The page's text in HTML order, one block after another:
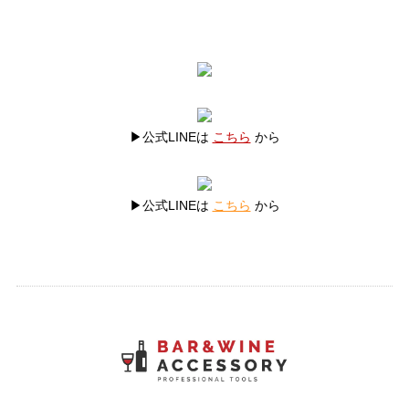
▶公式LINEは こちら から
▶公式LINEは こちら から